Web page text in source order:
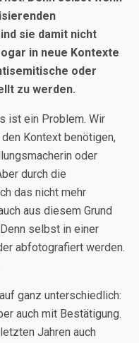
sie damit nicht
in neue Kontexte
oder
zu werden.
ist ein Problem. Wir
Kontext benötigen,
oder
durch die
das nicht mehr
aus diesem Grund
selbst in einer
abfotografiert werden.
ganz unterschiedlich:
auch mit Bestätigung.
Jahren auch